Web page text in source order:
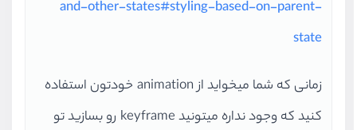
and-other-states#styling-based-on-parent-
state
زمانی که شما میخواید از animation خودتون استفاده
کنید که وجود نداره میتونید keyframe رو بسازید تو